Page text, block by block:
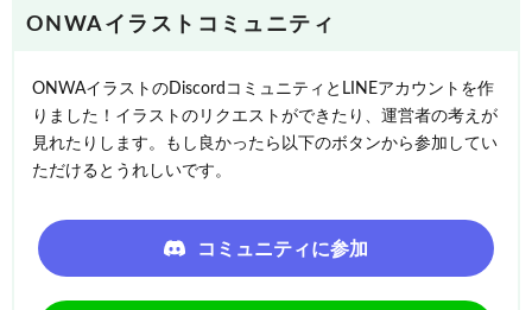
ONWAイラストコミュニティ
ONWAイラストのDiscordコミュニティとLINEアカウントを作
りました！イラストのリクエストができたり、運営者の考えが
見れたりします。もし良かったら以下のボタンから参加してい
ただけるとうれしいです。
コミュニティに参加